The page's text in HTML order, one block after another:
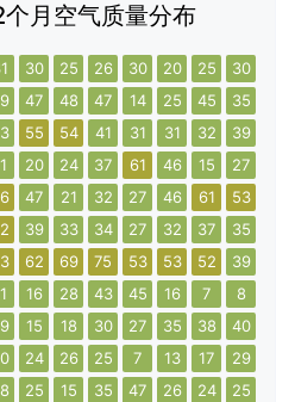
月空气质量分布
30 25 26 30 20 25 30
47 48 47 14 25 45 35
55 54 41 31 31 32 39
20 24 37 61 46 15 27
47 21 32 27 46 61 53
39 33 34 27 32 37 35
62 69 75 53 53 52 39
16 28 43 45 16 7 8
15 18 30 27 35 38 40
24 26 25 7 13 17 29
25 15 35 47 26 24 25